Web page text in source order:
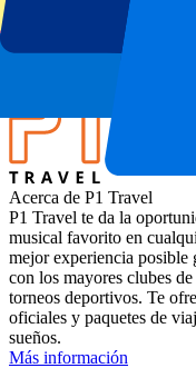
Grand Prairie Cricket
Acerca de P1 Travel
P1 Travel te da la
musical favorito en
mejor experiencia posible
con los mayores clubes
torneos deportivos. Te
oficiales y paquetes de
sueños.
Más información